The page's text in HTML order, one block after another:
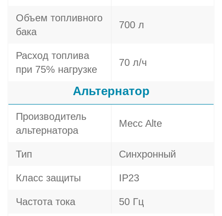
Объем топливного
бака
700 л
Расход топлива
при 75% нагрузке
70 л/ч
Альтернатор
Производитель
альтернатора
Mecc Alte
Тип Синхронный
Класс защиты IP23
Частота тока 50 Гц